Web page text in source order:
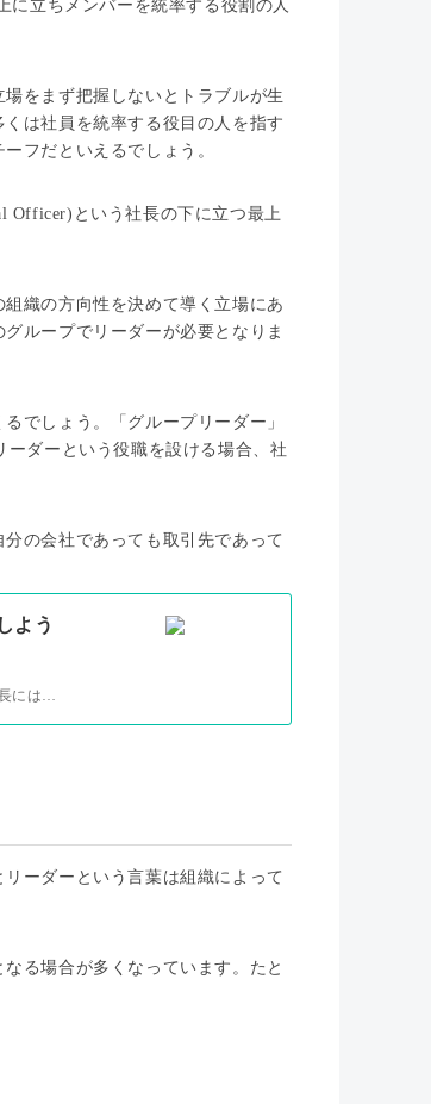
立ちメンバーを統率する役割の人
をまず把握しないとトラブルが生
は社員を統率する役目の人を指す
フだといえるでしょう。
Officer)という社長の下に立つ最上
織の方向性を決めて導く立場にあ
ループでリーダーが必要となりま
でしょう。「グループリーダー」
ダーという役職を設ける場合、社
の会社であっても取引先であって
よう
には…
ーダーという言葉は組織によって
る場合が多くなっています。たと